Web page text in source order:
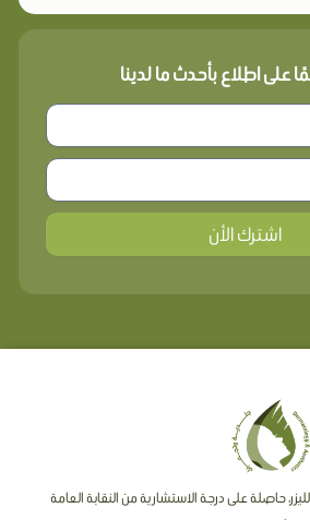
على اطلاع بأحدث ما لدينا
اشترك الأن
حاصلة على درجة الاستشارية من النقابة العامة